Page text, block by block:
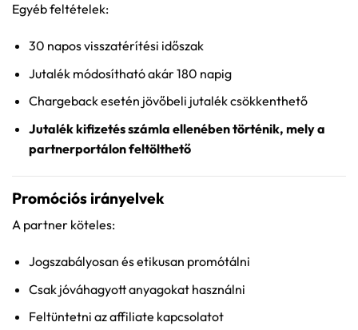
Egyéb feltételek:
30 napos visszatérítési időszak
Jutalék módosítható akár 180 napig
Chargeback esetén jövőbeli jutalék csökkenthető
Jutalék kifizetés számla ellenében történik, mely a
partnerportálon feltölthető
Promóciós irányelvek
A partner köteles:
Jogszabályosan és etikusan promótálni
Csak jóváhagyott anyagokat használni
Feltüntetni az affiliate kapcsolatot